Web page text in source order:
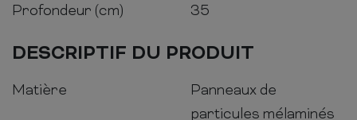
Profondeur (cm)
35
DESCRIPTIF DU PRODUIT
Matière
Panneaux de
particules mélaminés